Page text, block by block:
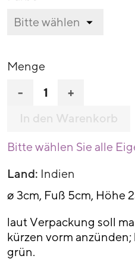
Menge
- +
In den Warenkorb
Bitte wählen Sie alle
Land: Indien
ø 3cm, Fuß 5cm, Höhe
laut Verpackung soll
kürzen vorm
grün.